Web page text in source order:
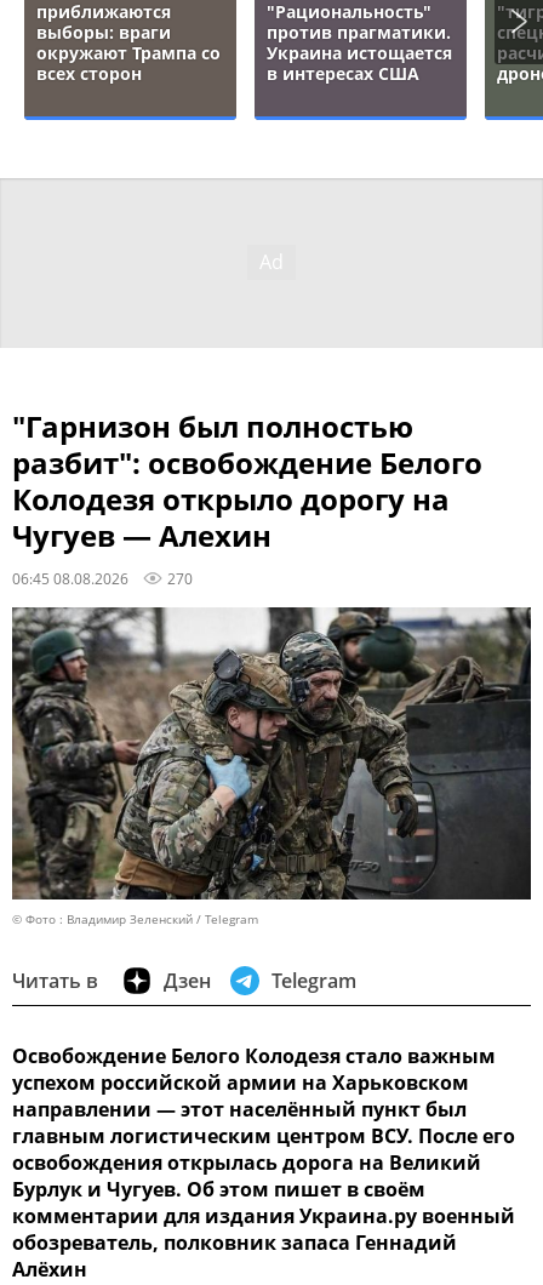
приближаются
выборы: враги
окружают Трампа со
всех сторон
"Рациональность"
против прагматики.
Украина истощается
в интересах США
"Гарнизон был полностью
разбит": освобождение Белого
Колодезя открыло дорогу на
Чугуев — Алехин
06:45 08.08.2026 270
© Фото : Владимир Зеленский / Telegram
Читать в Дзен Telegram
Освобождение Белого Колодезя стало важным
успехом российской армии на Харьковском
направлении — этот населённый пункт был
главным логистическим центром ВСУ. После его
освобождения открылась дорога на Великий
Бурлук и Чугуев. Об этом пишет в своём
комментарии для издания Украина.ру военный
обозреватель, полковник запаса Геннадий
Алёхин